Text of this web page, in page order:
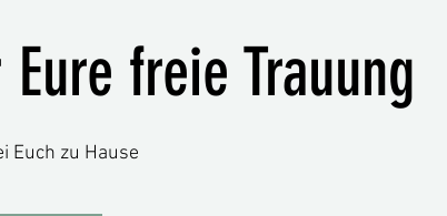
freie Trauung
Euch zu Hause